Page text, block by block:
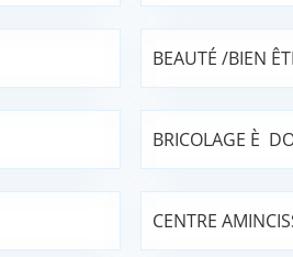
BEAUTÉ /BIEN
BRICOLAGE È
CENTRE